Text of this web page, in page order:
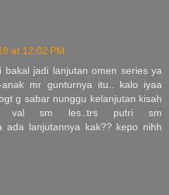
at 12:02 PM
bakal jadi lanjutan omen series ya
mr gunturnya itu.. kalo iyaa
g sabar nunggu kelanjutan kisah
si val sm les..trs putri sm
ada lanjutannya kak?? kepo nihh